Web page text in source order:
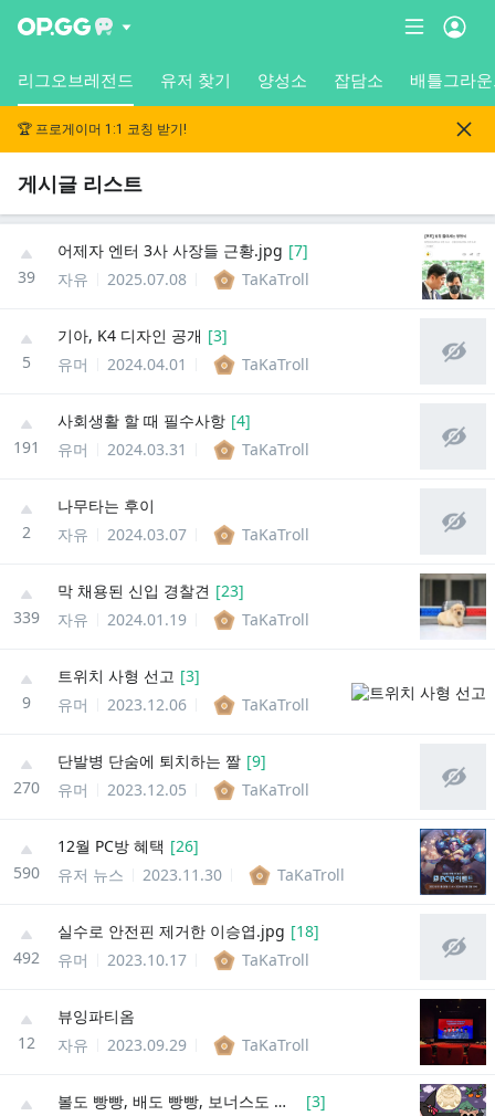
리그오브레전드 유저 찾기 양성소 잡담소 배틀그라
🏆 프로게이머 1:1 코칭 받기!
게시글 리스트
39
어제자 엔터 3사 사장들 근황.jpg [7]
자유
2025.07.08 TaKaTroll
5
기아, K4 디자인 공개 [3]
유머
2024.04.01 TaKaTroll
191
사회생활 할 때 필수사항 [4]
유머
2024.03.31 TaKaTroll
2
나무타는 후이
자유
2024.03.07 TaKaTroll
339
막 채용된 신입 경찰견 [23]
자유
2024.01.19 TaKaTroll
9
트위치 사형 선고 [3]
유머
2023.12.06 TaKaTroll
270
단발병 단숨에 퇴치하는 짤 [9]
유머
2023.12.05 TaKaTroll
590
12월 PC방 혜택 [26]
유저 뉴스
2023.11.30 TaKaTroll
492
실수로 안전핀 제거한 이승엽.jpg [18]
유머
2023.10.17 TaKaTroll
12
뷰잉파티옴
자유
2023.09.29 TaKaTroll
볼도 빵빵, 배도 빵빵, 보너스도 빵빵! 2023년 추석 맞이 이벤트! [3]